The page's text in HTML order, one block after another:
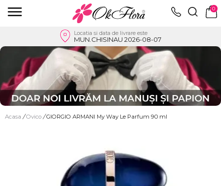
0
Locatia si data de livrare este
MUN.CHISINAU 2026-08-07
Acasa / Ovico / GIORGIO ARMANI My Way Le Parfum 90 ml